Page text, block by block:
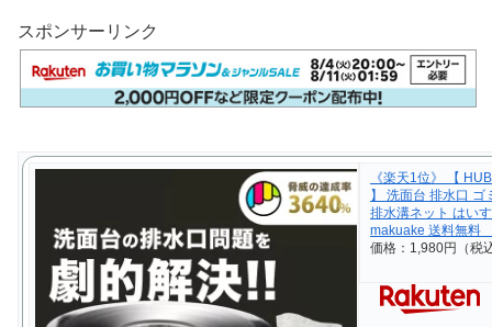
スポンサーリンク
《楽天1位》 【
】 洗面台 排水口 ゴ
排水溝ネット はい
makuake 送料無料
価格：1,980円（税